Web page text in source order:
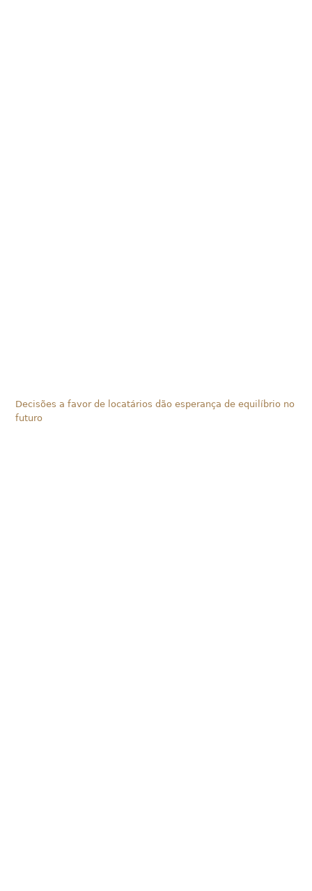
Decisões a favor de locatários dão esperança de equilíbrio no
futuro